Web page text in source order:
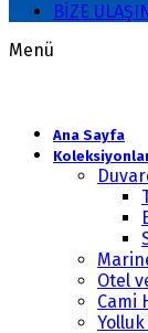
BİZE ULAŞIN
Menü
Ana Sayfa
Otel
Cami